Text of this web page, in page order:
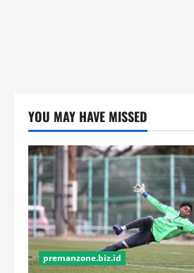
YOU MAY HAVE MISSED
premanzone.biz.id